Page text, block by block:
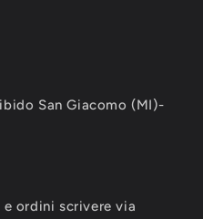
San Giacomo (MI)-
ordini scrivere via